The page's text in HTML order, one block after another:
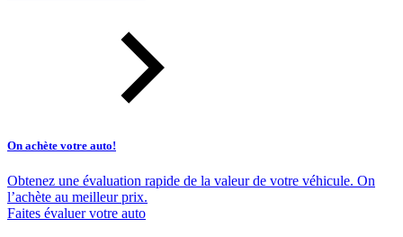
On achète votre auto!
Obtenez une évaluation rapide de la valeur de votre véhicule. On
l’achète au meilleur prix.
Faites évaluer votre auto